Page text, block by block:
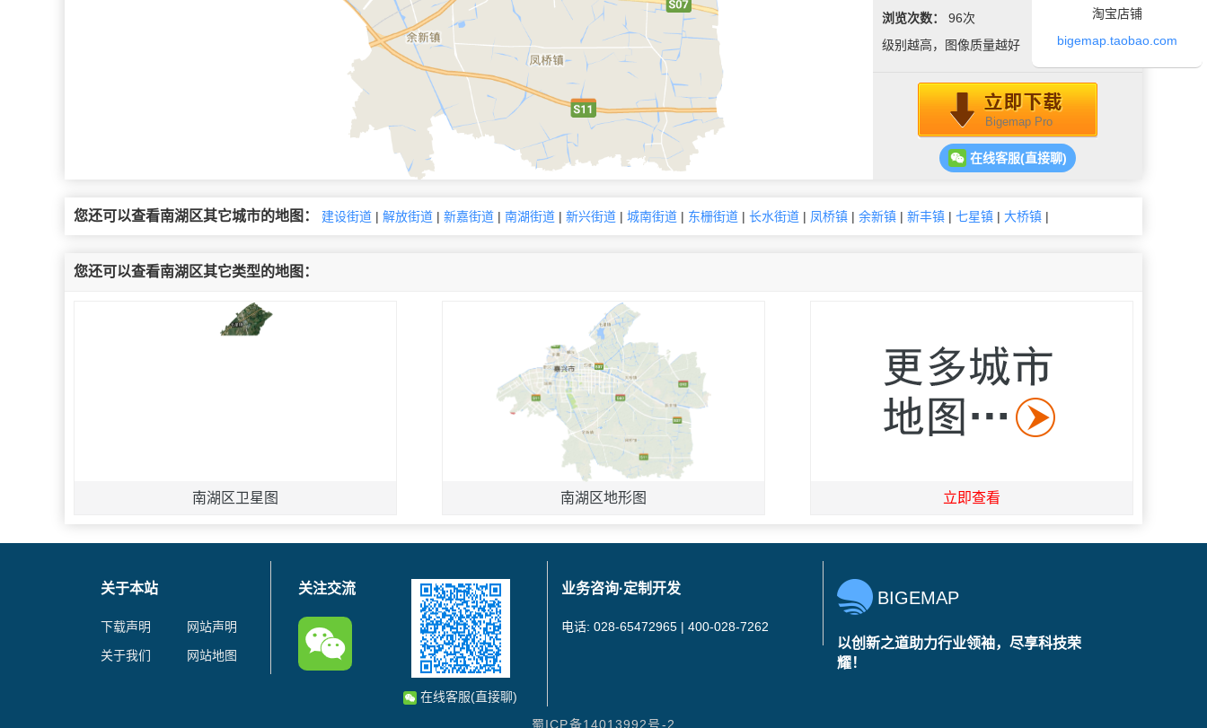
浏览次数： 96次
级别越高，图像质量越好
Bigemap Pro
在线客服(直接聊)
您还可以查看南湖区其它城市的地图： 建设街道 | 解放街道 | 新嘉街道 | 南湖街道 | 新兴街道 | 城南街道 | 东栅街道 | 长水街道 | 凤桥镇 | 余新镇 | 新丰镇 | 七星镇 | 大桥镇 |
您还可以查看南湖区其它类型的地图：
南湖区卫星图 南湖区地形图 立即查看
关于本站
下载声明
网站声明
关于我们
网站地图
关注交流
在线客服(直接聊)
业务咨询·定制开发
电话: 028-65472965 | 400-028-7262
BIGEMAP
以创新之道助力行业领袖，尽享科技荣
耀！
蜀ICP备14013992号-2
淘宝店铺
bigemap.taobao.com